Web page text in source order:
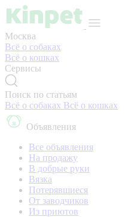
Москва
Всё о собаках
Всё о кошках
Сервисы
Поиск по статьям
Всё о собаках Всё о кошках
Объявления
Все объявления
На продажу
В добрые руки
Вязка
Потерявшиеся
От заводчиков
Из приютов